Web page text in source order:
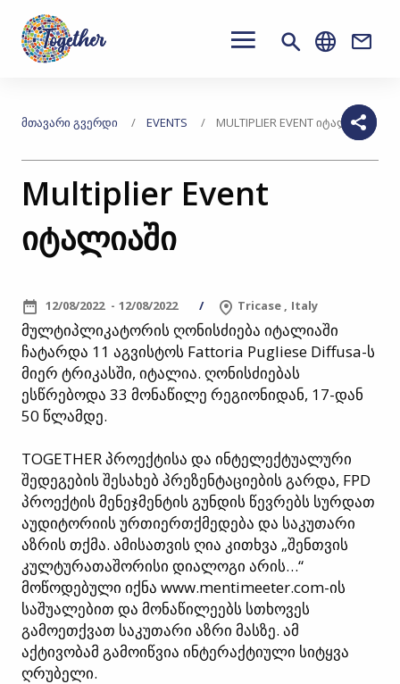
მთავარ
navigation
თქვენ
აქ
ხართ
ᲛᲗᲐᲕᲐᲠᲘ ᲒᲕᲔᲠᲓᲘ EVENTS MULTIPLIER EVENT ᲘᲢᲐᲚᲘᲐᲨᲘ
Multiplier Event
იტალიაში
12/08/2022 12/08/2022 Tricase Italy
მულტიპლიკატორის ღონისძიება იტალიაში
ჩატარდა 11 აგვისტოს Fattoria Pugliese Diffusa-ს
მიერ ტრიკასში, იტალია. ღონისძიებას
ესწრებოდა 33 მონაწილე რეგიონიდან, 17-დან
50 წლამდე.
TOGETHER პროექტისა და ინტელექტუალური
შედეგების შესახებ პრეზენტაციების გარდა, FPD
პროექტის მენეჯმენტის გუნდის წევრებს სურდათ
აუდიტორიის ურთიერთქმედება და საკუთარი
აზრის თქმა. ამისათვის ღია კითხვა „შენთვის
კულტურათაშორისი დიალოგი არის…“
მოწოდებული იქნა www.mentimeeter.com-ის
საშუალებით და მონაწილეებს სთხოვეს
გამოეთქვათ საკუთარი აზრი მასზე. ამ
აქტივობამ გამოიწვია ინტერაქტიული სიტყვა
ღრუბელი.